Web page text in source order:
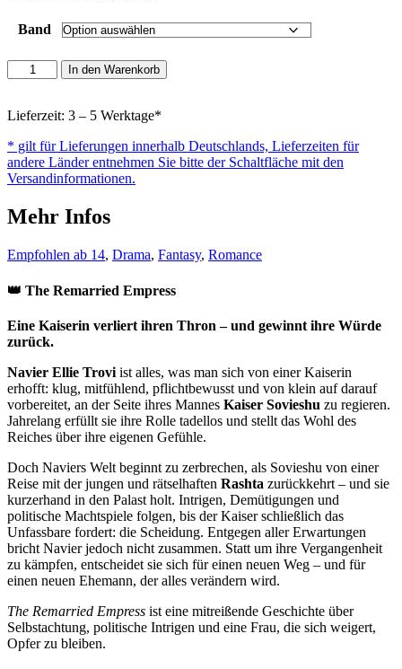
Band
Remarried
Menge
In den Warenkorb
Lieferzeit: 3 – 5 Werktage*
* gilt für Lieferungen innerhalb Deutschlands, Lieferzeiten für
andere Länder entnehmen Sie bitte der Schaltfläche mit den
Versandinformationen.
Mehr Infos
Empfohlen ab 14, Drama, Fantasy, Romance
👑 The Remarried Empress
Eine Kaiserin verliert ihren Thron – und gewinnt ihre Würde
zurück.
Navier Ellie Trovi ist alles, was man sich von einer Kaiserin
erhofft: klug, mitfühlend, pflichtbewusst und von klein auf darauf
vorbereitet, an der Seite ihres Mannes Kaiser Sovieshu zu regieren.
Jahrelang erfüllt sie ihre Rolle tadellos und stellt das Wohl des
Reiches über ihre eigenen Gefühle.
Doch Naviers Welt beginnt zu zerbrechen, als Sovieshu von einer
Reise mit der jungen und rätselhaften Rashta zurückkehrt – und sie
kurzerhand in den Palast holt. Intrigen, Demütigungen und
politische Machtspiele folgen, bis der Kaiser schließlich das
Unfassbare fordert: die Scheidung. Entgegen aller Erwartungen
bricht Navier jedoch nicht zusammen. Statt um ihre Vergangenheit
zu kämpfen, entscheidet sie sich für einen neuen Weg – und für
einen neuen Ehemann, der alles verändern wird.
The Remarried Empress ist eine mitreißende Geschichte über
Selbstachtung, politische Intrigen und eine Frau, die sich weigert,
Opfer zu bleiben.